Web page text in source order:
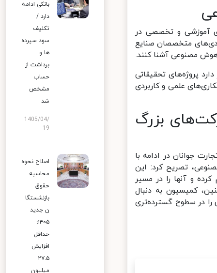
آموزشی و تخصصی در
متخصصان صنایع
مصنوعی آشنا کنند.
پروژه‌های تحقیقاتی
علمی و کاربردی
بزرگ
در ادامه با
تصریح کرد: این
و آنها را در مسیر
کمیسیون به دنبال
در سطوح گسترده‌تری
بانکی ادامه
دارد /
تکلیف
سود سپرده
ها و
برداشت از
حساب
مشخص
شد
1405/04/
19
اصلاح نحوه
محاسبه
حقوق
بازنشستگا
ن جدید
۱۴۰۵؛
حداقل
افزایش
۲۷.۵
میلیون